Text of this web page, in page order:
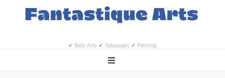
✔ Body Arts ✔ Tatouages ✔ Piercing